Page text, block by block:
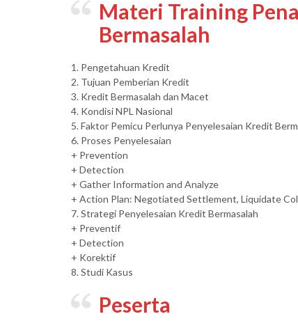
Materi Training
Bermasalah
1. Pengetahuan Kredit
2. Tujuan Pemberian Kredit
3. Kredit Bermasalah dan Macet
4. Kondisi NPL Nasional
5. Faktor Pemicu Perlunya Penyelesaian Kredit
6. Proses Penyelesaian
+ Prevention
+ Detection
+ Gather Information and Analyze
+ Action Plan: Negotiated Settlement, Liquidate
7. Strategi Penyelesaian Kredit Bermasalah
+ Preventif
+ Detection
+ Korektif
8. Studi Kasus
Peserta